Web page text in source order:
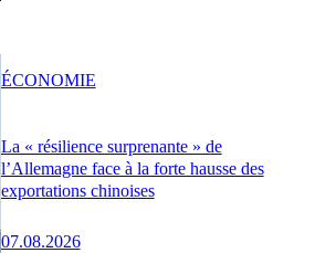
La « résilience surprenante » de
l’Allemagne face à la forte hausse des
exportations chinoises
07.08.2026
ÉCONOMIE